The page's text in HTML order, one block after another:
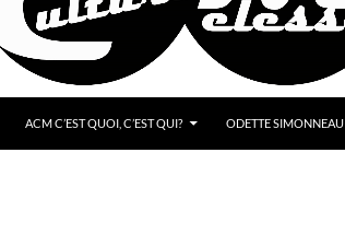
ACM C’EST QUOI, C’EST QUI? ODETTE SIMONNEAU